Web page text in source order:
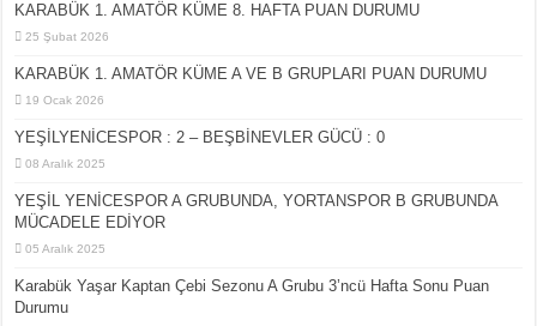
KARABÜK 1. AMATÖR KÜME 8. HAFTA PUAN DURUMU
25 Şubat 2026
KARABÜK 1. AMATÖR KÜME A VE B GRUPLARI PUAN DURUMU
19 Ocak 2026
YEŞİLYENİCESPOR : 2 – BEŞBİNEVLER GÜCÜ : 0
08 Aralık 2025
YEŞİL YENİCESPOR A GRUBUNDA, YORTANSPOR B GRUBUNDA
MÜCADELE EDİYOR
05 Aralık 2025
Karabük Yaşar Kaptan Çebi Sezonu A Grubu 3’ncü Hafta Sonu Puan
Durumu